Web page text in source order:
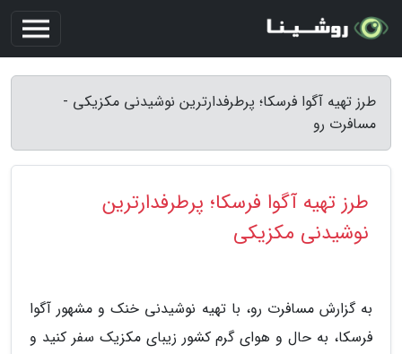
طرز تهیه آگوا فرسکا؛ پرطرفدارترین نوشیدنی مکزیکی -
مسافرت رو
طرز تهیه آگوا فرسکا؛ پرطرفدارترین
نوشیدنی مکزیکی
به گزارش مسافرت رو، با تهیه نوشیدنی خنک و مشهور آگوا
فرسکا، به حال و هوای گرم کشور زیبای مکزیک سفر کنید و